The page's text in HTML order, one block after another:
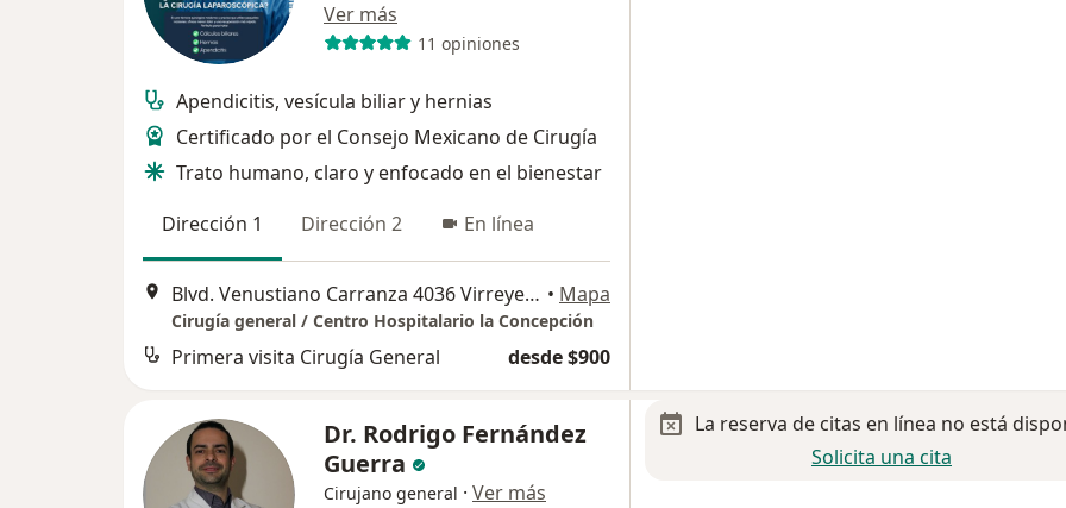
Ver más
11 opiniones
Apendicitis, vesícula biliar y hernias
Certificado por el Consejo Mexicano de Cirugía
Trato humano, claro y enfocado en el bienestar
Dirección 1
Dirección 2 En línea
Blvd. Venustiano Carranza 4036 Virreyes Residencial, 25230 Saltillo, Coah., Saltillo • Mapa
Cirugía general / Centro Hospitalario la Concepción
Primera visita Cirugía General desde $900
Dr. Rodrigo Fernández
Guerra
Cirujano general · Ver más
La reserva de citas en línea no está
Solicita una cita